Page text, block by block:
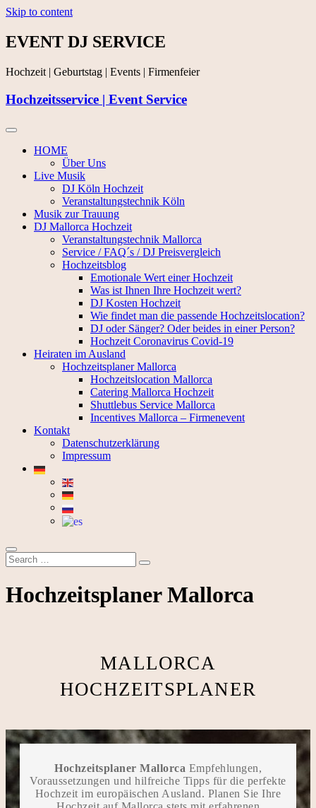
Skip to content
EVENT DJ SERVICE
Hochzeit | Geburtstag | Events | Firmenfeier
Hochzeitsservice | Event Service
HOME
Über Uns
Live Musik
DJ Köln Hochzeit
Veranstaltungstechnik Köln
Musik zur Trauung
DJ Mallorca Hochzeit
Veranstaltungstechnik Mallorca
Service / FAQ´s / DJ Preisvergleich
Hochzeitsblog
Emotionale Wert einer Hochzeit
Was ist Ihnen Ihre Hochzeit wert?
DJ Kosten Hochzeit
Wie findet man die passende Hochzeitslocation?
DJ oder Sänger? Oder beides in einer Person?
Hochzeit Coronavirus Covid-19
Heiraten im Ausland
Hochzeitsplaner Mallorca
Hochzeitslocation Mallorca
Catering Mallorca Hochzeit
Shuttlebus Service Mallorca
Incentives Mallorca – Firmenevent
Kontakt
Datenschutzerklärung
Impressum
Hochzeitsplaner Mallorca
MALLORCA
HOCHZEITSPLANER
Hochzeitsplaner Mallorca Empfehlungen,
Voraussetzungen und hilfreiche Tipps für die perfekte
Hochzeit im europäischen Ausland. Planen Sie Ihre